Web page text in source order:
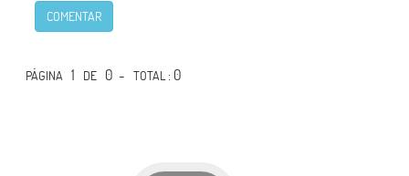
COMENTAR
PÁGINA 1 DE 0 -TOTAL: 0